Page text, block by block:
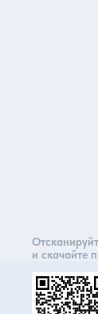
Р/
и скачайте